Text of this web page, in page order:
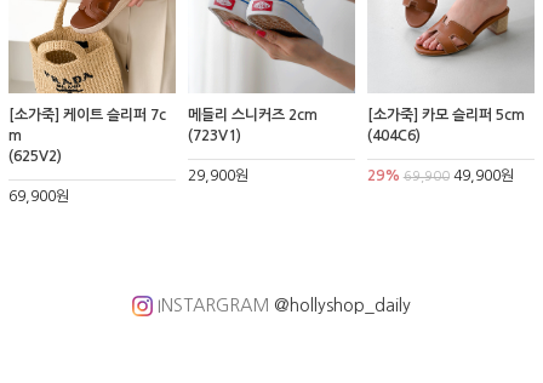
[소가죽] 케이트 슬리퍼 7c
m
(625V2)
69,900원
메들리 스니커즈 2cm
(723V1)
29,900원
[소가죽] 카모 슬리퍼 5cm
(404C6)
29% 69,90049,900원
INSTARGRAM @hollyshop_daily